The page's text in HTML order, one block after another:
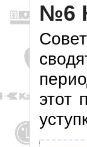
№6
этот